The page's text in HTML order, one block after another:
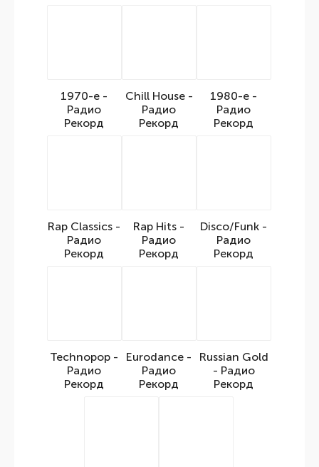
1970-е -
Радио
Рекорд
Chill House -
Радио
Рекорд
1980-е -
Радио
Рекорд
Rap Classics -
Радио
Рекорд
Rap Hits -
Радио
Рекорд
Disco/Funk -
Радио
Рекорд
Technopop -
Радио
Рекорд
Eurodance -
Радио
Рекорд
Russian Gold
- Радио
Рекорд